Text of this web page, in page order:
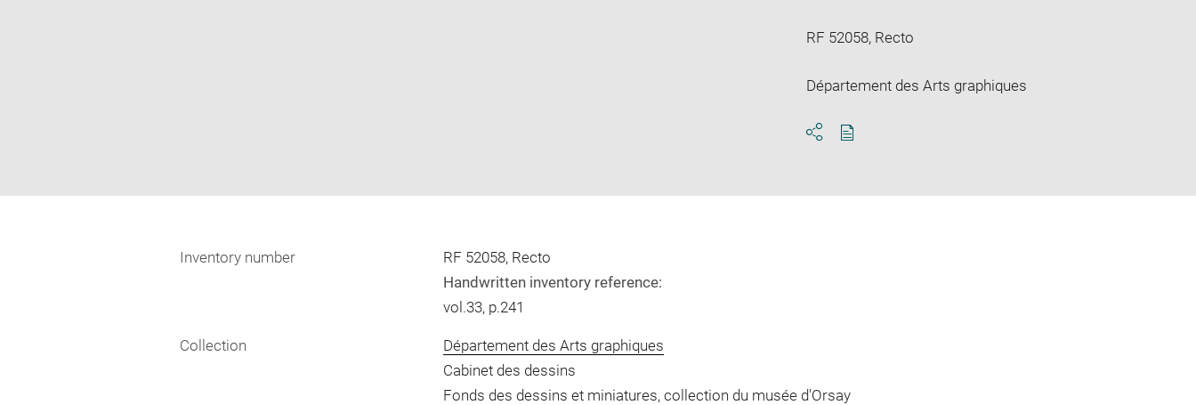
RF 52058, Recto
Département des Arts graphiques
Inventory number
RF 52058, Recto
Handwritten inventory reference:
vol.33, p.241
Collection
Département des Arts graphiques
Cabinet des dessins
Fonds des dessins et miniatures, collection du musée d'Orsay